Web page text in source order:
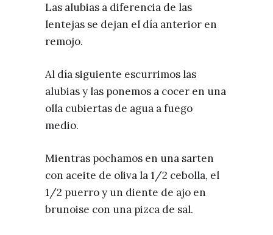
Las alubias a diferencia de las
lentejas se dejan el día anterior en
remojo.
Al día siguiente escurrimos las
alubias y las ponemos a cocer en una
olla cubiertas de agua a fuego
medio.
Mientras pochamos en una sarten
con aceite de oliva la 1/2 cebolla, el
1/2 puerro y un diente de ajo en
brunoise con una pizca de sal.